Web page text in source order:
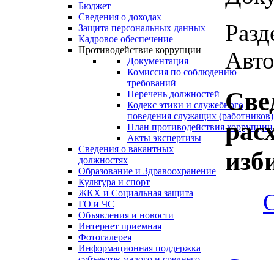
Бюджет
Сведения о доходах
Защита персональных данных
Кадровое обеспечение
Противодействие коррупции
Документация
Комиссия по соблюдению
требований
Перечень должностей
Кодекс этики и служебного
поведения служащих (работников)
План противодействия коррупции
Акты экспертизы
Сведения о вакантных
должностях
Образование и Здравоохранение
Культура и спорт
ЖКХ и Социальная защита
ГО и ЧС
Объявления и новости
Интернет приемная
Фотогалерея
Информационная поддержка